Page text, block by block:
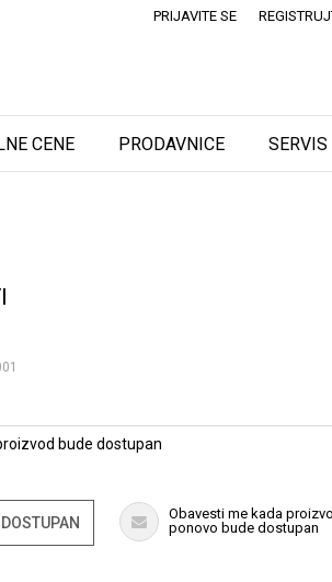
PRIJAVITE SE
CENE PRODAVNICE SERVIS
bude dostupan
Obavesti me kada
ponovo bude dostupan